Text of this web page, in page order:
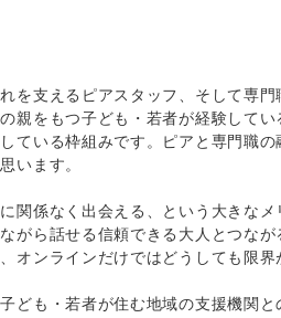
支えるピアスタッフ、そして専
親をもつ子ども・若者が経験して
ている枠組みです。ピアと専門職
います。
係なく出会える、という大きな
がら話せる信頼できる大人とつな
オンラインだけではどうしても限界
も・若者が住む地域の支援機関